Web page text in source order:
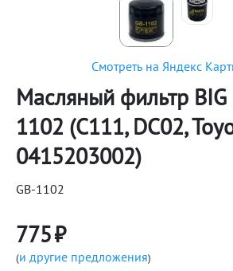
Смотреть на Яндекс
Масляный фильтр BIG
1102 (C111, DC02,
0415203002)
GB-1102
775₽
(и другие предложения)